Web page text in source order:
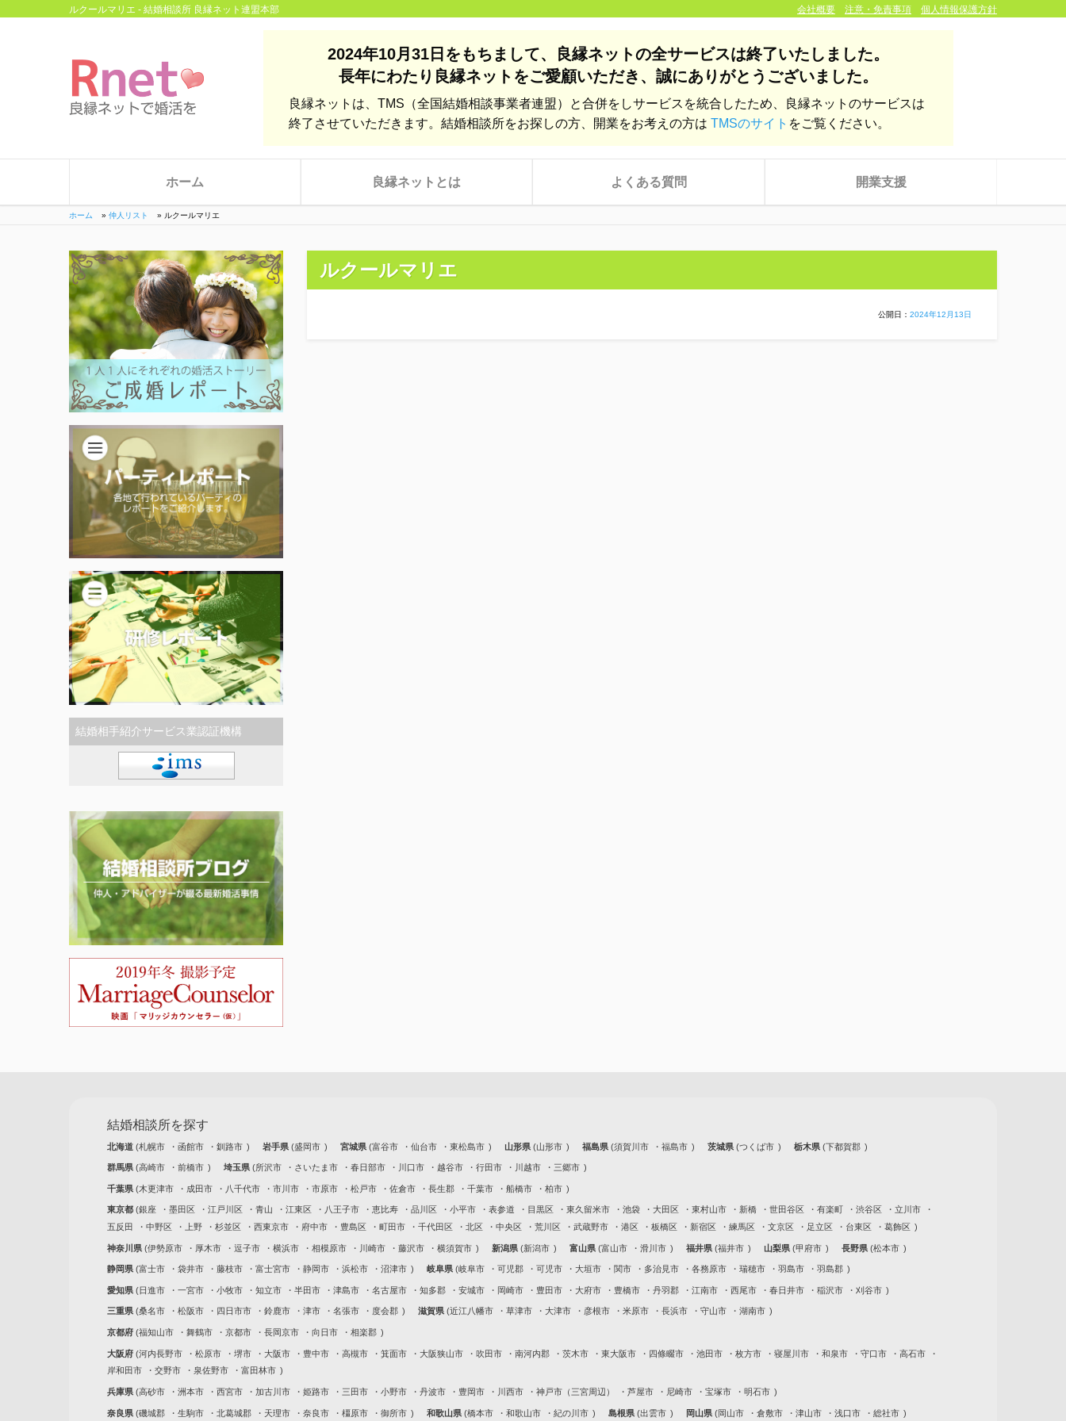
ルクールマリエ - 結婚相談所 良縁ネット連盟本部 会社概要 注意・免責事項 個人情報保護方針
2024年10月31日をもちまして、
良縁ネットの全サービスは終了いたしました。
長年にわたり良縁ネットをご愛顧いただき、 誠にありがとうございました。
良縁ネットは、TMS（全国結婚相談事業者連盟）と合併をしサービスを統合したため、良縁ネットのサービスは
終了させていただきます。結婚相談所をお探しの方、開業をお考えの方は TMSのサイト をご覧ください。
ホーム 良縁ネットとは よくある質問 開業支援
ホーム » 仲人リスト » ルクールマリエ
結婚相手紹介サービス業認証機構
ルクールマリエ
公開日： 2024年12月13日
結婚相談所を探す
北海道 札幌市 函館市 釧路市 岩手県 盛岡市 宮城県 富谷市 仙台市 東松島市 山形県 山形市 福島県 須賀川市 福島市 茨城県 つくば市 栃木県 下都賀郡
群馬県 高崎市 前橋市 埼玉県 所沢市 さいたま市 春日部市 川口市 越谷市 行田市 川越市 三郷市
千葉県 木更津市 成田市 八千代市 市川市 市原市 松戸市 佐倉市 長生郡 千葉市 船橋市 柏市
東京都 銀座 墨田区 江戸川区 青山 江東区 八王子市 恵比寿 品川区 小平市 表参道 目黒区 東久留米市 池袋 大田区 東村山市 新橋 世田谷区 有楽町 渋谷区
立川市
五反田
中野区 上野 杉並区 西東京市 府中市 豊島区 町田市 千代田区 北区 中央区 荒川区 武蔵野市 港区 板橋区 新宿区 練馬区 文京区 足立区 台東区 葛飾区
神奈川県 伊勢原市 厚木市 逗子市 横浜市 相模原市 川崎市 藤沢市 横須賀市 新潟県 新潟市 富山県 富山市 滑川市 福井県 福井市 山梨県 甲府市 長野県 松本市
静岡県 富士市 袋井市 藤枝市 富士宮市 静岡市 浜松市 沼津市 岐阜県 岐阜市 可児郡 可児市 大垣市 関市 多治見市 各務原市 瑞穂市 羽島市 羽島郡
愛知県 日進市 一宮市 小牧市 知立市 半田市 津島市 名古屋市 知多郡 安城市 岡崎市 豊田市 大府市 豊橋市 丹羽郡 江南市 西尾市 春日井市 稲沢市 刈谷市
三重県 桑名市 松阪市 四日市市 鈴鹿市 津市 名張市 度会郡 滋賀県 近江八幡市 草津市 大津市 彦根市 米原市 長浜市 守山市 湖南市
京都府 福知山市 舞鶴市 京都市 長岡京市 向日市 相楽郡
大阪府 河内長野市 松原市 堺市 大阪市 豊中市 高槻市 箕面市 大阪狭山市 吹田市 南河内郡 茨木市 東大阪市 四條畷市 池田市 枚方市 寝屋川市 和泉市 守口市
高石市
岸和田市
交野市 泉佐野市 富田林市
兵庫県 高砂市 洲本市 西宮市 加古川市 姫路市 三田市 小野市 丹波市 豊岡市 川西市 神戸市（三宮周辺） 芦屋市 尼崎市 宝塚市 明石市
奈良県 磯城郡 生駒市 北葛城郡 天理市 奈良市 橿原市 御所市 和歌山県 橋本市 和歌山市 紀の川市 島根県 出雲市 岡山県 岡山市 倉敷市 津山市 浅口市 総社市